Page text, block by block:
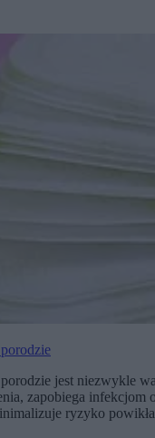
jest niezwykle
zapobiega infekcjom
ryzyko